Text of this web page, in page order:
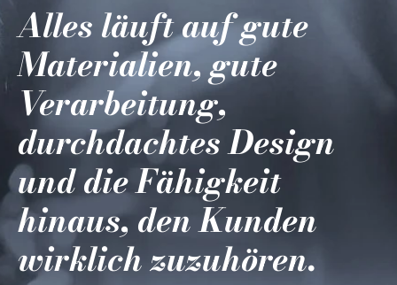
Alles läuft auf gute
Materialien, gute
Verarbeitung,
durchdachtes Design
und die Fähigkeit
hinaus, den Kunden
wirklich zuzuhören.